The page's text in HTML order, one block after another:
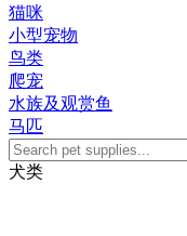
猫咪
小型宠物
鸟类
爬宠
水族及观赏鱼
马匹
犬类